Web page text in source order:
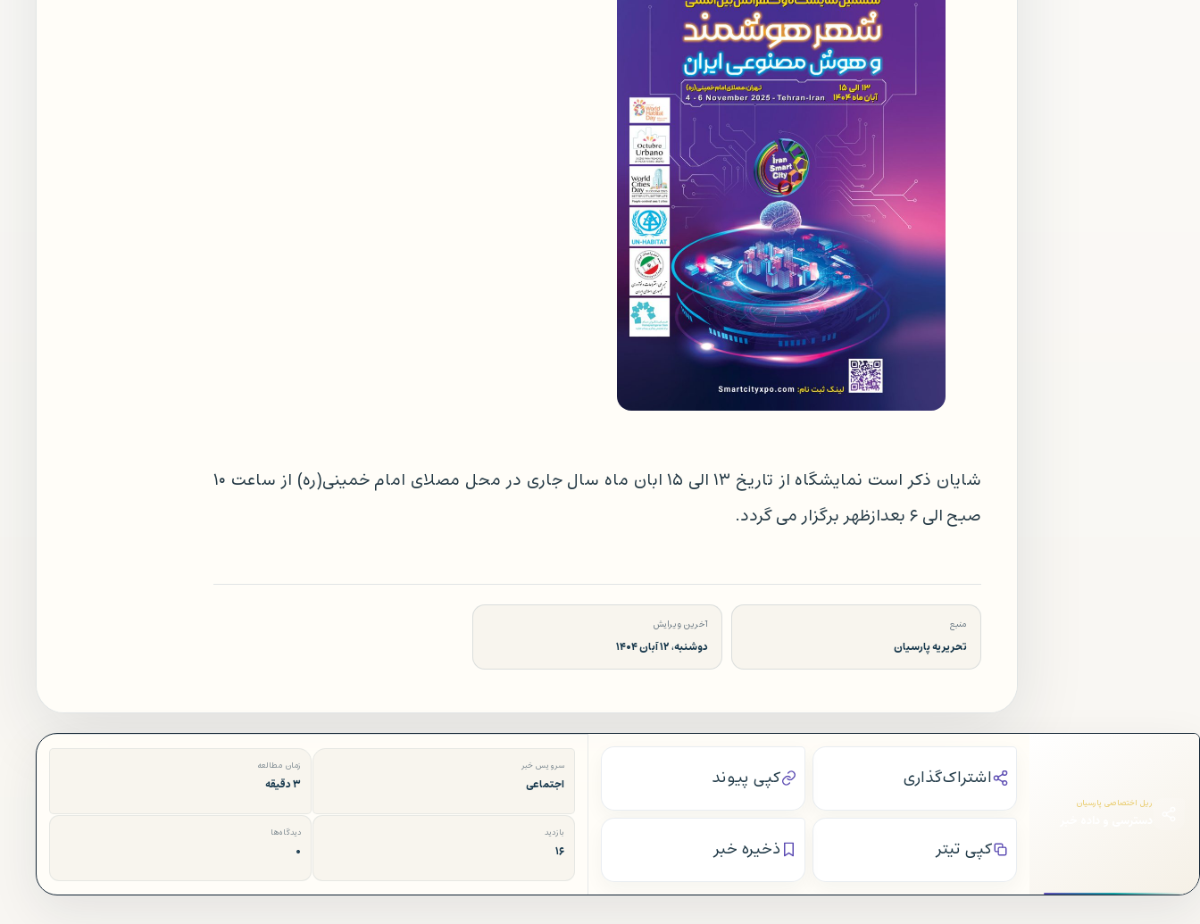
شایان ذکر است نمایشگاه از تاریخ ۱۳ الی ۱۵ ابان ماه سال جاری در محل مصلای امام خمینی(ره) از ساعت ۱۰
صبح الی ۶ بعدازظهر برگزار می گردد.
منبع
تحریریه پارسیان
آخرین ویرایش
دوشنبه، ۱۲ آبان ۱۴۰۴
ریل اختصاصی پارسیان
اشتراک‌گذاری کپی پیوند
کپی تیتر ذخیره خبر
سرویس خبر
اجتماعی
زمان مطالعه
۳ دقیقه
بازدید
۱۶
دیدگاه‌ها
۰